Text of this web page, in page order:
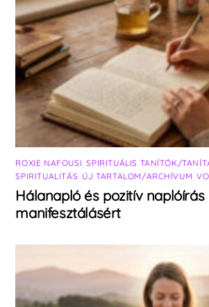
ROXIE NAFOUSI ,SPIRITUÁLIS TANÍTÓK/
SPIRITUALITÁS ÚJ TARTALOM/ARCHÍVUM ,
Hálanapló és pozitív naplóírás
manifesztálásért